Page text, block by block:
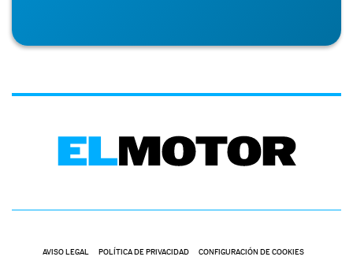
AVISO LEGAL POLÍTICA DE PRIVACIDAD CONFIGURACIÓN DE COOKIES